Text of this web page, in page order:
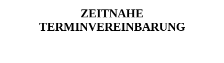
ZEITNAHE
TERMINVEREINBARUNG